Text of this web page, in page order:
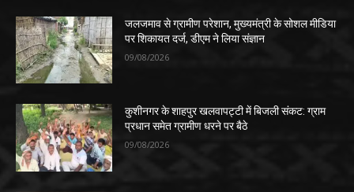
जलजमाव से ग्रामीण परेशान, मुख्यमंत्री के सोशल मीडिया
पर शिकायत दर्ज, डीएम ने लिया संज्ञान
09/08/2026
कुशीनगर के शाहपुर खलवापट्टी में बिजली संकट: ग्राम
प्रधान समेत ग्रामीण धरने पर बैठे
09/08/2026